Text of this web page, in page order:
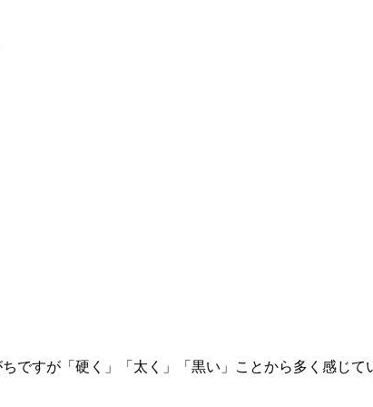
ですが「硬く」「太く」「黒い」ことから多く感じて